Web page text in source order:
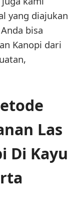
yang diajukan
bisa
Kanopi dari
Las
Di Kayu